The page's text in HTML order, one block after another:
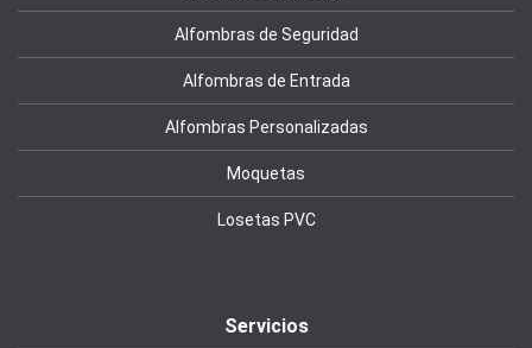
Alfombras de Seguridad
Alfombras de Entrada
Alfombras Personalizadas
Moquetas
Losetas PVC
Servicios